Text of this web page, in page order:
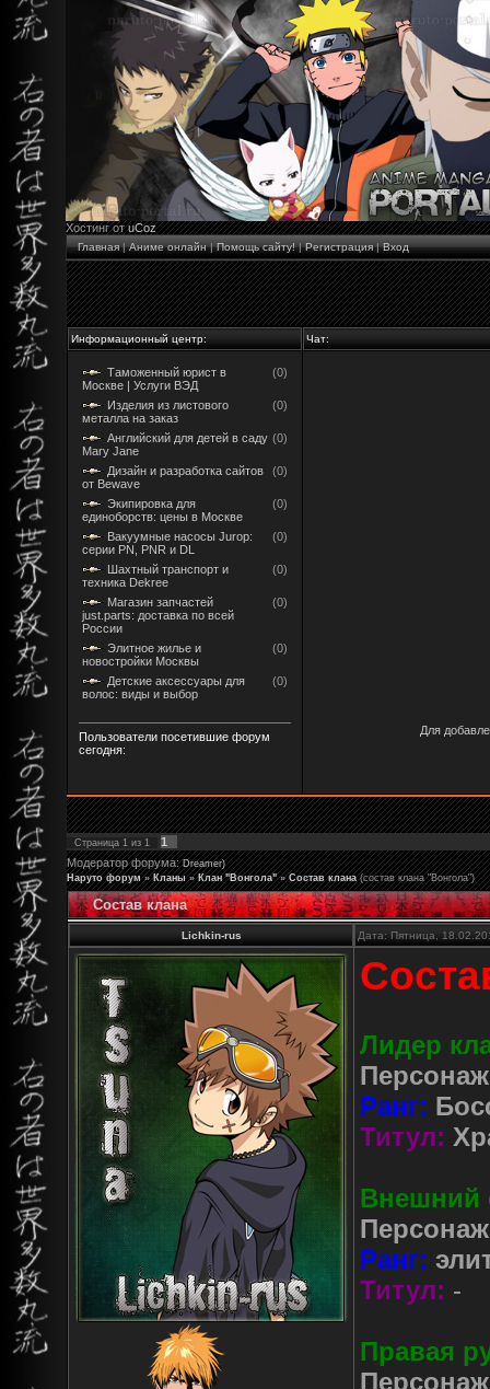
Хостинг отuCoz
Главная|Аниме онлайн|Помощь сайту!|Регистрация|Вход
Информационный центр: Чат:
Таможенный юрист в
Москве | Услуги ВЭД
(0)
Изделия из листового
металла на заказ
(0)
Английский для детей в саду
Mary Jane
(0)
Дизайн и разработка сайтов
от Bewave
(0)
Экипировка для
единоборств: цены в Москве
(0)
Вакуумные насосы Jurop:
серии PN, PNR и DL
(0)
Шахтный транспорт и
техника Dekree
(0)
Магазин запчастей
just.parts: доставка по всей
России
(0)
Элитное жилье и
новостройки Москвы
(0)
Детские аксессуары для
волос: виды и выбор
(0)
Пользователи посетившие форум
сегодня:
Для
Страница 1 из 1
1
Модератор форума:Dreamer)
Наруто форум » Кланы » Клан "Вонгола" » Состав клана (состав клана "Вонгола")
Состав клана
Lichkin-rus Дата: Пятница,
Лидер
Ранг:
Титул:
Внешний
Ранг:
Титул: -
Правая